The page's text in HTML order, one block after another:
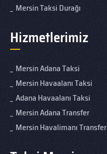
Mersin Taksi Durağı
Hizmetlerimiz
Mersin Adana Taksi
Mersin Havaalanı Taksi
Adana Havaalanı Taksi
Mersin Adana Transfer
Mersin Havalimanı Transfer